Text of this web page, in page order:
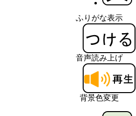
ふりがな表示
音声読み上げ
背景色変更